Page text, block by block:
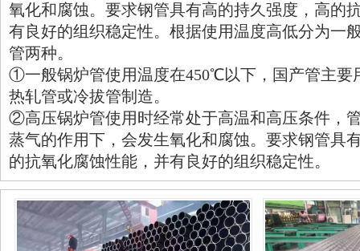
氧化和腐蚀。要求钢管具有高的持久强度，高的
有良好的组织稳定性。根据使用温度高低分为一
管两种。
①一般锅炉管使用温度在450℃以下，国产管主要
热轧管或冷拔管制造。
②高压锅炉管使用时经常处于高温和高压条件，
蒸气的作用下，会发生氧化和腐蚀。要求钢管具
的抗氧化腐蚀性能，并有良好的组织稳定性。